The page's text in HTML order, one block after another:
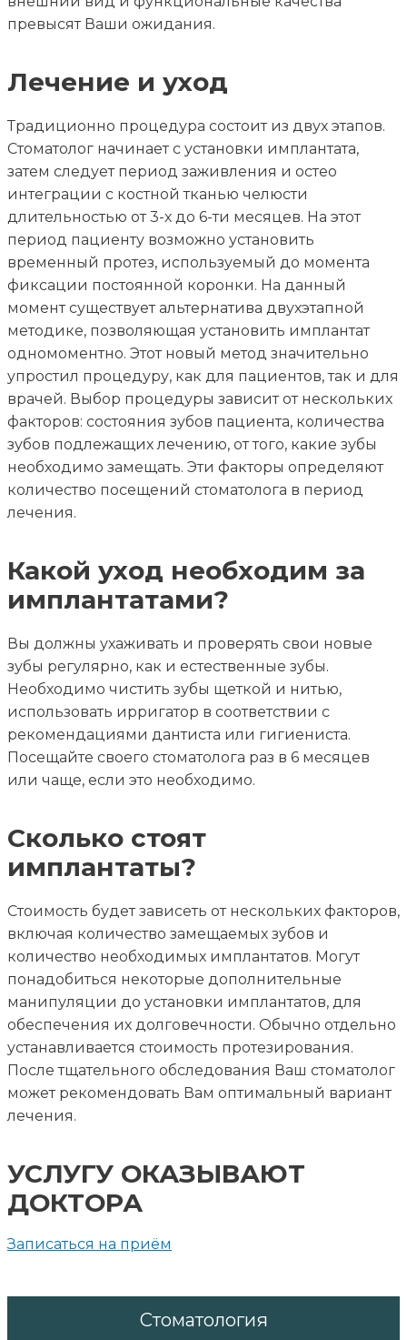
превысят Ваши ожидания.
Лечение и уход
Традиционно процедура состоит из двух этапов.
Стоматолог начинает с установки имплантата,
затем следует период заживления и остео
интеграции с костной тканью челюсти
длительностью от 3-х до 6-ти месяцев. На этот
период пациенту возможно установить
временный протез, используемый до момента
фиксации постоянной коронки. На данный
момент существует альтернатива двухэтапной
методике, позволяющая установить имплантат
одномоментно. Этот новый метод значительно
упростил процедуру, как для пациентов, так и для
врачей. Выбор процедуры зависит от нескольких
факторов: состояния зубов пациента, количества
зубов подлежащих лечению, от того, какие зубы
необходимо замещать. Эти факторы определяют
количество посещений стоматолога в период
лечения.
Какой уход необходим за
имплантатами?
Вы должны ухаживать и проверять свои новые
зубы регулярно, как и естественные зубы.
Необходимо чистить зубы щеткой и нитью,
использовать ирригатор в соответствии с
рекомендациями дантиста или гигиениста.
Посещайте своего стоматолога раз в 6 месяцев
или чаще, если это необходимо.
Сколько стоят
имплантаты?
Стоимость будет зависеть от нескольких факторов,
включая количество замещаемых зубов и
количество необходимых имплантатов. Могут
понадобиться некоторые дополнительные
манипуляции до установки имплантатов, для
обеспечения их долговечности. Обычно отдельно
устанавливается стоимость протезирования.
После тщательного обследования Ваш стоматолог
может рекомендовать Вам оптимальный вариант
лечения.
УСЛУГУ ОКАЗЫВАЮТ
ДОКТОРА
Записаться на приём
Стоматология